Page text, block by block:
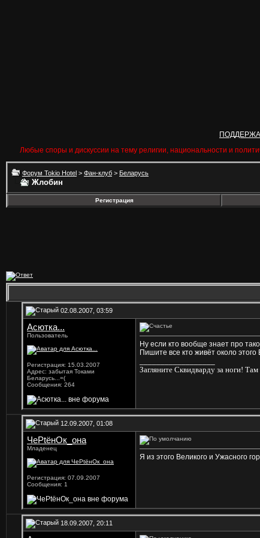
Любые споры и дискуссии на тему религии, национальности и
Форум Tokio Hotel > Фан-клуб > Беларусь
Жлобин
Регистрация
02.08.2007, 03:59
Асютка...
Пользователь
Регистрация: 15.03.2007
Адрес: забытая Токами
Беларусь...=(
Сообщения: 264
Ну если кто вообще знает про
Пишите все кто живёт около
Загляните Сквидварду за ноги! Там
12.09.2007, 01:08
ЧеРtёнОк_она
Младенец
Регистрация: 07.09.2007
Сообщения: 1
Я из этого Великого и Ужасного
18.09.2007, 20:11